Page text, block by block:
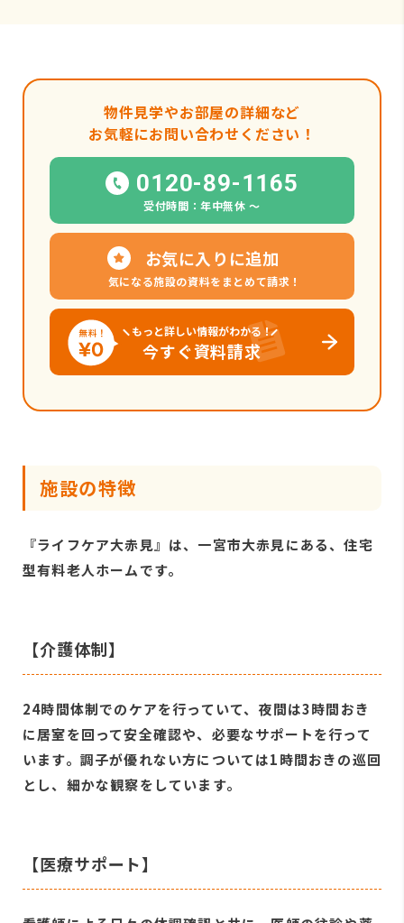
物件見学やお部屋の詳細など
お気軽にお問い合わせください！
0120-89-1165
受付時間：年中無休 〜
お気に入りに追加
気になる施設の資料をまとめて請求！
もっと詳しい情報がわかる！
今すぐ資料請求
施設の特徴
『ライフケア大赤見』は、一宮市大赤見にある、住宅
型有料老人ホームです。
【介護体制】
24時間体制でのケアを行っていて、夜間は3時間おき
に居室を回って安全確認や、必要なサポートを行って
います。調子が優れない方については1時間おきの巡回
とし、細かな観察をしています。
【医療サポート】